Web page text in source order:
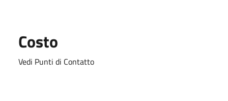
Costo
Vedi Punti di Contatto